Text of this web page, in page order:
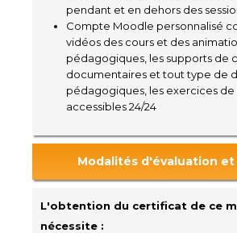
pendant et en dehors des
Compte Moodle personnalisé
vidéos des cours et des
pédagogiques, les supports de
documentaires et tout type de
pédagogiques, les exercices de
accessibles 24/24
Modalités d'évaluation et
L'obtention du certificat de ce
nécessite :